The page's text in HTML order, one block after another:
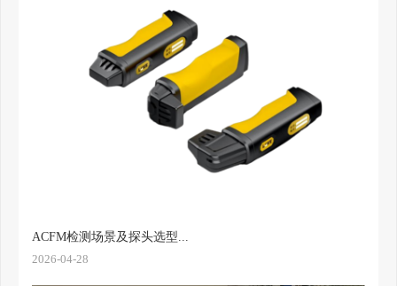
ACFM检测场景及探头选型...
2026-04-28